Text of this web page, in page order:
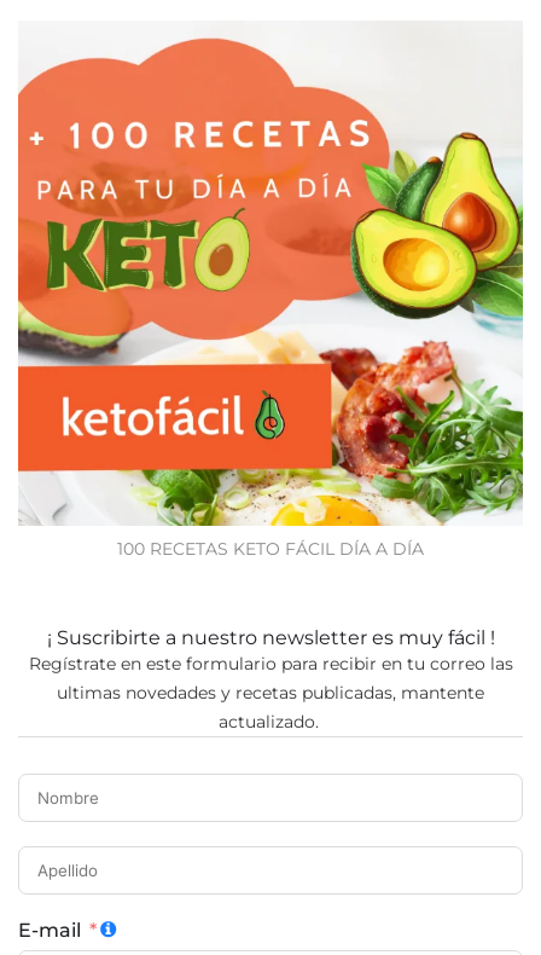
100 RECETAS KETO FÁCIL DÍA A DÍA
¡ Suscribirte a nuestro newsletter es muy fácil !
Regístrate en este formulario para recibir en tu correo las
ultimas novedades y recetas publicadas, mantente
actualizado.
E-mail